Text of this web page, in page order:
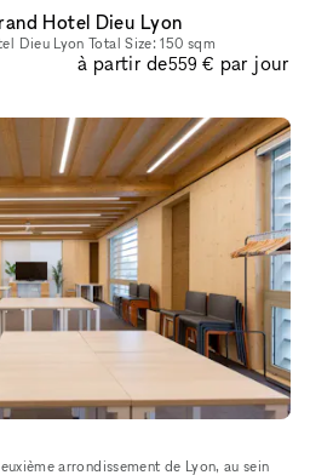
Hotel Dieu Lyon
Prime Boutique Shop Grand Hotel Dieu Lyon Total Size: 150 sqm
à partir de559 € par jour
arrondissement de Lyon, au sein